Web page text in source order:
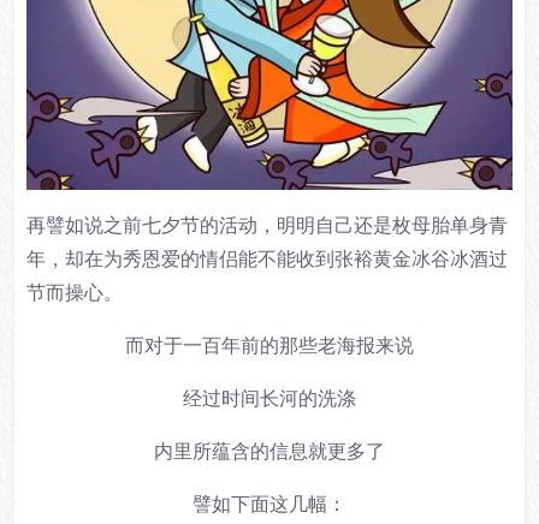
再譬如说之前七夕节的活动，明明自己还是枚母胎单身青
年，却在为秀恩爱的情侣能不能收到张裕黄金冰谷冰酒过
节而操心。
而对于一百年前的那些老海报来说
经过时间长河的洗涤
内里所蕴含的信息就更多了
譬如下面这几幅：